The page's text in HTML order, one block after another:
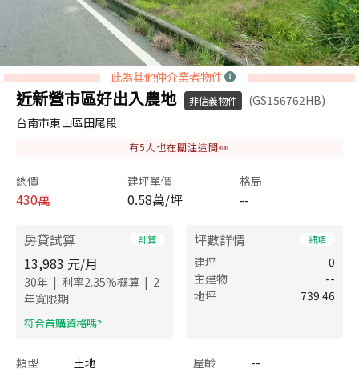
此為其他仲介業者物件
近新營市區好出入農地 非信義物件
(GS156762HB)
台南市東山區田尾段
有5 人也在關注這間👀
總價
430萬
建坪單價
0.58萬/坪
格局
--
房貸試算 計算
13,983 元/月
30年 | 利率2.35%概算 | 2
年寬限期
​符合首購資格嗎?
坪數詳情 細項
建坪
0
主建物
--
地坪
739.46
類型 土地 屋齡
--